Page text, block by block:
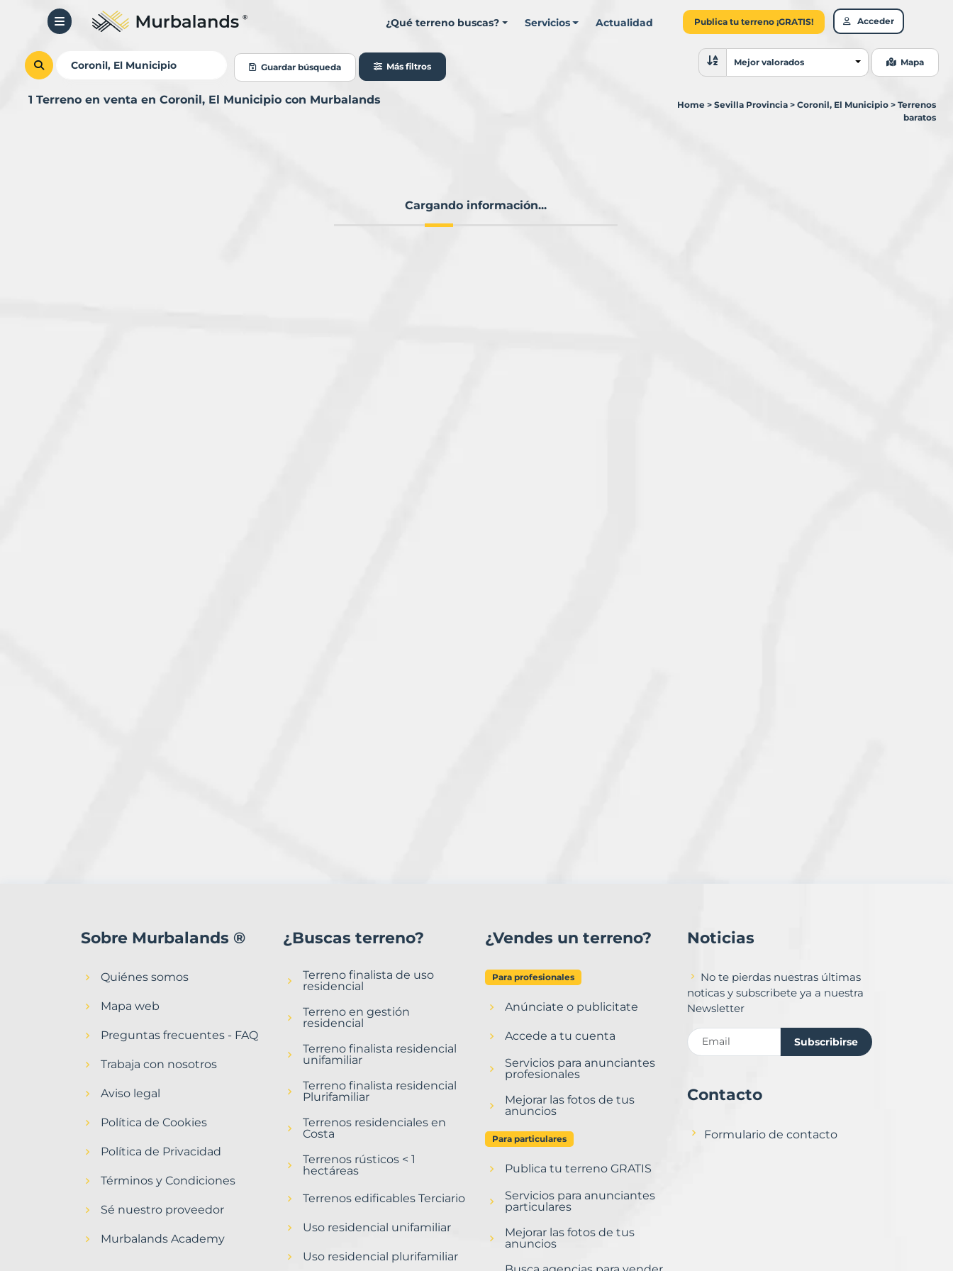
¿Qué terreno buscas? Servicios Actualidad Publica tu terreno ¡GRATIS! Acceder
Guardar búsqueda Más filtros
Ordenar resultados
Mejor valorados Mapa
1 Terreno en venta en Coronil, El Municipio con Murbalands Home > Sevilla Provincia > Coronil, El Municipio > Terrenos
baratos
Cargando información...
Municipio
Sobre Murbalands ®
Quiénes somos
Mapa web
Preguntas frecuentes - FAQ
Trabaja con nosotros
Aviso legal
Política de Cookies
Política de Privacidad
Términos y Condiciones
Sé nuestro proveedor
Murbalands Academy
¿Buscas terreno?
Terreno finalista de uso
residencial
Terreno en gestión
residencial
Terreno finalista residencial
unifamiliar
Terreno finalista residencial
Plurifamiliar
Terrenos residenciales en
Costa
Terrenos rústicos < 1
hectáreas
Terrenos edificables Terciario
Uso residencial unifamiliar
Uso residencial plurifamiliar
¿Vendes un terreno?
Para profesionales
Anúnciate o publicitate
Accede a tu cuenta
Servicios para anunciantes
profesionales
Mejorar las fotos de tus
anuncios
Para particulares
Publica tu terreno GRATIS
Servicios para anunciantes
particulares
Mejorar las fotos de tus
anuncios
Noticias
No te pierdas nuestras últimas
noticas y subscribete ya a nuestra
Newsletter
Subscribirse
Contacto
Formulario de contacto